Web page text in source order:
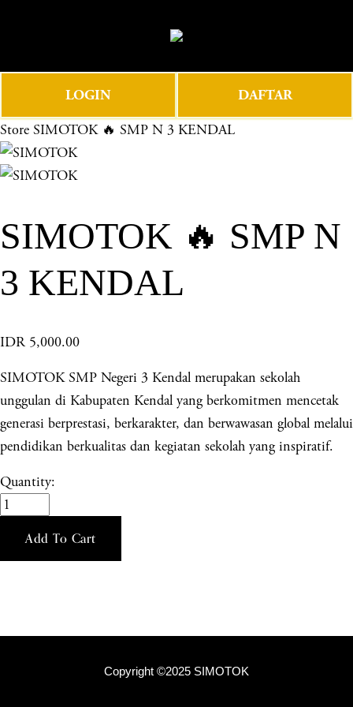
e
e
n
u
LOGIN DAFTAR
Store SIMOTOK 🔥 SMP N 3 KENDAL
SIMOTOK 🔥 SMP N
3 KENDAL
IDR 5,000.00
SIMOTOK SMP Negeri 3 Kendal merupakan sekolah
unggulan di Kabupaten Kendal yang berkomitmen mencetak
generasi berprestasi, berkarakter, dan berwawasan global melalui
pendidikan berkualitas dan kegiatan sekolah yang inspiratif.
Quantity:
Add To Cart
Copyright ©2025 SIMOTOK